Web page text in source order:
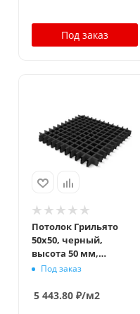
Под заказ
Потолок Грильято
50x50, черный,
высота 50 мм,
ширина 10 мм
Под заказ
5 443.80 ₽/м2